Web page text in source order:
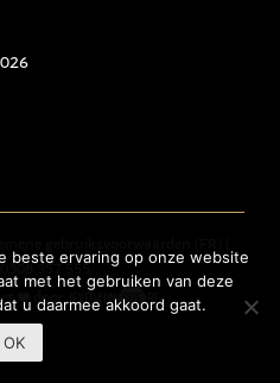
357 555
door
beste ervaring op onze website
met het gebruiken van deze
u daarmee akkoord gaat.
OK